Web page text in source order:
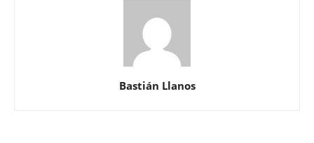
Bastián Llanos